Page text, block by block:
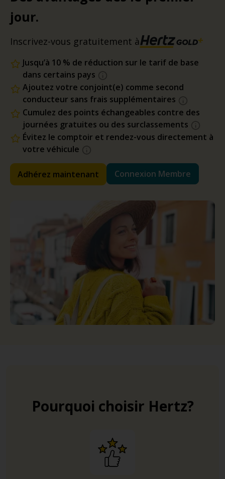
jour.
Inscrivez-vous gratuitement à
Jusqu’à 10 % de réduction sur le tarif de base
dans certains pays
Ajoutez votre conjoint(e) comme second
conducteur sans frais supplémentaires
Cumulez des points échangeables contre des
journées gratuites ou des surclassements
Évitez le comptoir et rendez-vous directement à
votre véhicule
Adhérez maintenant Connexion Membre
Pourquoi choisir Hertz?